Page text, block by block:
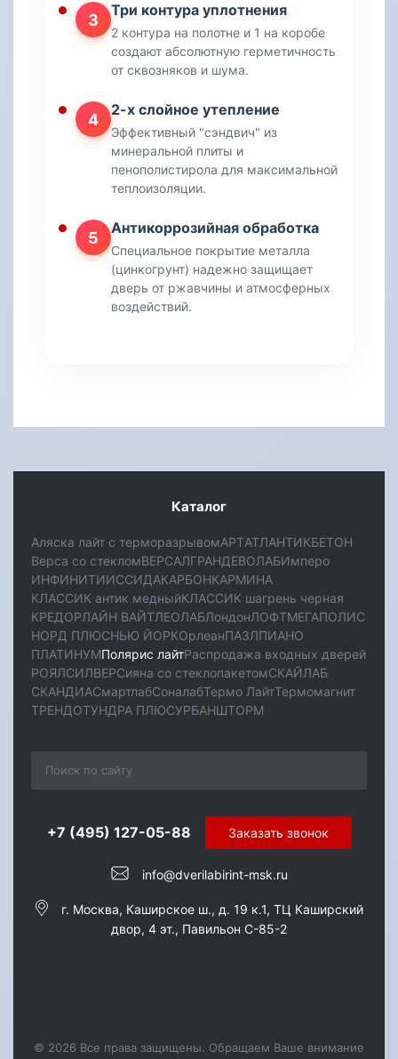
3
Три контура уплотнения
2 контура на полотне и 1 на коробе
создают абсолютную герметичность
от сквозняков и шума.
4
2-х слойное утепление
Эффективный "сэндвич" из
минеральной плиты и
пенополистирола для максимальной
теплоизоляции.
5
Антикоррозийная обработка
Специальное покрытие металла
(цинкогрунт) надежно защищает
дверь от ржавчины и атмосферных
воздействий.
Каталог
Аляска лайт с терморазрывомАРТАТЛАНТИКБЕТОН
Верса со стекломВЕРСАЛГРАНДЕВОЛАБИмперо
ИНФИНИТИИССИДАКАРБОНКАРМИНА
КЛАССИК антик медныйКЛАССИК шагрень черная
КРЕДОРЛАЙН ВАЙТЛЕОЛАБЛондонЛОФТМЕГАПОЛИС
НОРД ПЛЮСНЬЮ ЙОРКОрлеанПАЗЛПИАНО
ПЛАТИНУМПолярис лайтРаспродажа входных дверей
РОЯЛСИЛВЕРСияна со стеклопакетомСКАЙЛАБ
СКАНДИAСмартлабСоналабТермо ЛайтТермомагнит
ТРЕНДОТУНДРА ПЛЮСУРБАНШТОРМ
+7 (495) 127-05-88‬
info@dverilabirint-msk.ru
Заказать звонок
г. Москва, Каширское ш., д. 19 к.1, ТЦ Каширский
двор, 4 эт., Павильон C-85-2
© 2026 Все права защищены. Обращаем Ваше внимание